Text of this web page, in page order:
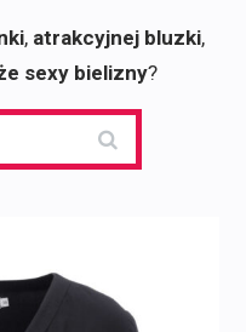
, atrakcyjnej bluzki,
sexy bielizny?